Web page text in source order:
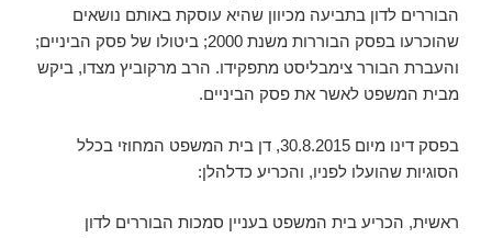
הבוררים לדון בתביעה מכיוון שהיא עוסקת באותם נושאים
שהוכרעו בפסק הבוררות משנת 2000; ביטולו של פסק הביניים;
והעברת הבורר צימבליסט מתפקידו. הרב מרקוביץ מצדו, ביקש
מבית המשפט לאשר את פסק הביניים.
בפסק דינו מיום 30.8.2015, דן בית המשפט המחוזי בכלל
הסוגיות שהועלו לפניו, והכריע כדלהלן:
ראשית, הכריע בית המשפט בעניין סמכות הבוררים לדון